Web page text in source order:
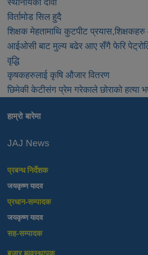
स्थानीयको दावी
विर्तामोड सिल हुदै
शिक्षक मेहतामाथि कुटपीट
आईओसी बाट मुल्य बढेर आए सँगै फेरि
वृद्धि
कृषकहरुलाई कृषि औजार वितरण
छिमेकी केटीसंग प्रेम गरेकाले छोराको हत्या
हाम्रो बारेमा
JAJ News
प्रबन्ध निर्देशक
जयकृष्ण यादव
प्रधान-सम्पादक
जयकृष्ण यादव
सह-सम्पादक
बजार ब्यवस्थापक